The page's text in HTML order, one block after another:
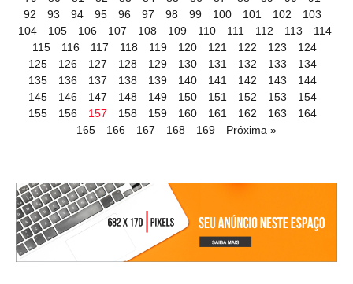
92
93 94 95 96 97 98 99 100 101 102
103
104
105 106 107 108 109 110 111 112 113
114
115
116 117 118 119 120 121 122 123
124
125
126 127 128 129 130 131 132 133
134
135
136 137 138 139 140 141 142 143
144
145
146 147 148 149 150 151 152 153
154
155
156 157 158 159 160 161 162 163
164
165
166 167 168 169 Próxima »